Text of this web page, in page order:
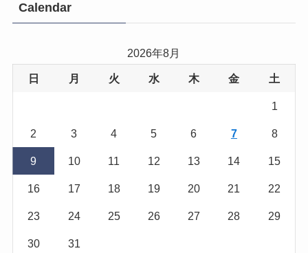
Calendar
2026年8月
日 月 火 水 木 金 土
1
2 3 4 5 6 7 8
9 10 11 12 13 14 15
16 17 18 19 20 21 22
23 24 25 26 27 28 29
30 31